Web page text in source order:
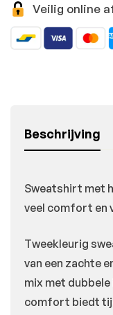
Veilig online
Beschrijving
Sweatshirt met
veel comfort en
Tweekleurig
van een zachte
mix met
comfort biedt